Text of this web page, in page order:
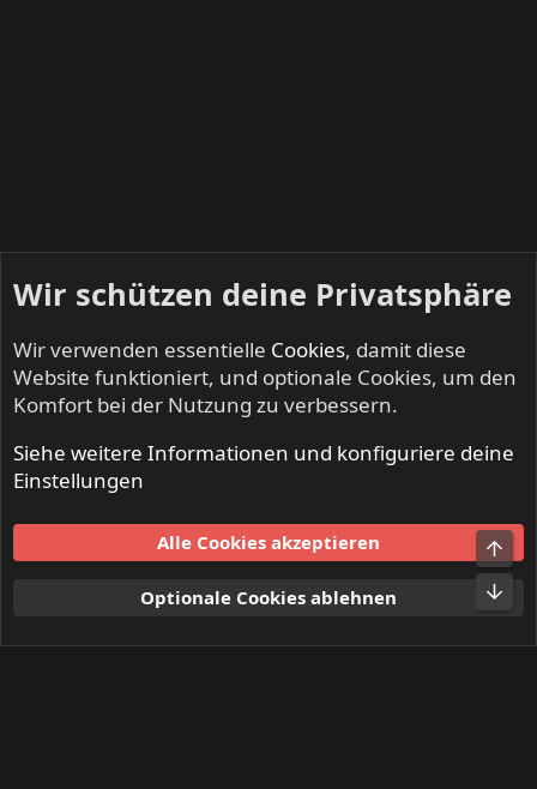
Mitglieder
Nutzungsbedingungen
Datenschutz
S
Wir schützen deine Privatsphäre
Wir verwenden essentielle Cookies, damit diese
Website funktioniert, und optionale Cookies, um den
Komfort bei der Nutzung zu verbessern.
Siehe weitere Informationen und konfiguriere deine
Einstellungen
Alle Cookies akzeptieren
Optionale Cookies ablehnen